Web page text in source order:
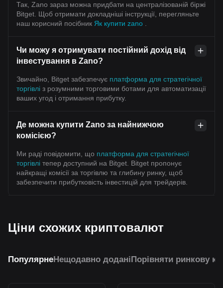
Так, Zano зараз можна придбати на централізованій біржі
Bitget. Щоб отримати докладніші інструкції, перегляньте
наш корисний посібник Як купити zano
Чи можу я отримувати постійний дохід від
інвестування в Zano?
Звичайно, Bitget забезпечує платформа для стратегічної
торгівлі з розумними торговими ботами для автоматизації
ваших угод і отримання прибутку.
Де можна купити Zano за найнижчою
комісією?
Ми раді повідомити, що платформа для стратегічної
торгівлі тепер доступний на Bitget. Bitget пропонує
найкращі комісії за торгівлю та глибину ринку, щоб
забезпечити прибутковість інвестицій для трейдерів.
Ціни схожих криптовалют
ПопулярнеНещодавно доданіПорівняти ринкову